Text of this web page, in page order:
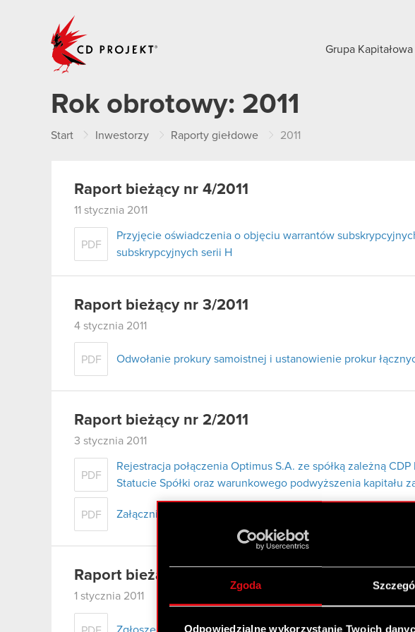
Zgoda
Odpowiedzialne wykorzystanie Twoich
Grupa Kapitałowa
Rok obrotowy: 2011
Start Inwestorzy Raporty giełdowe 2011
Raport bieżący nr 4/2011
11 stycznia 2011
PDF
Przyjęcie oświadczenia o objęciu warrantów
subskrypcyjnych serii H
Raport bieżący nr 3/2011
4 stycznia 2011
PDF Odwołanie prokury samoistnej i ustanowienie prokur
Raport bieżący nr 2/2011
3 stycznia 2011
PDF
Rejestracja połączenia Optimus S.A. ze spółką zależną
Statucie Spółki oraz warunkowego podwyższenia kapitału
PDF Załącznik
Raport bieżący nr 1/2011
1 stycznia 2011
Zgłoszenie wniosku o upadłość jednostki zależnej